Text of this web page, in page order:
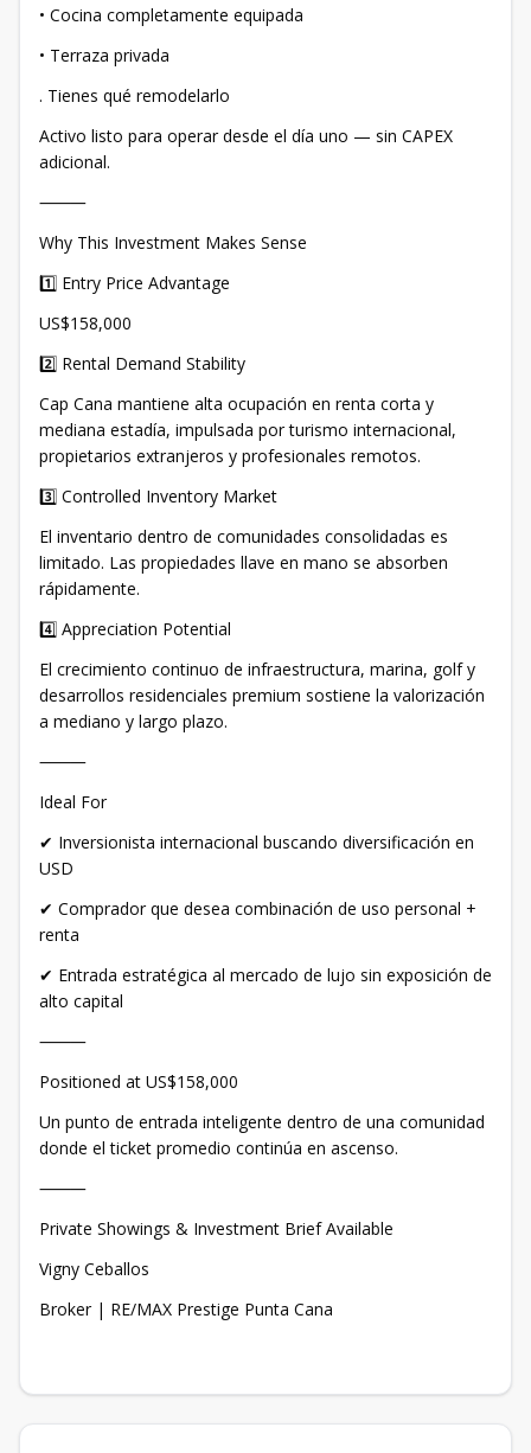
• Cocina completamente equipada
• Terraza privada
. Tienes qué remodelarlo
Activo listo para operar desde el día uno — sin CAPEX
adicional.
⸻
Why This Investment Makes Sense
1️⃣ Entry Price Advantage
US$158,000
2️⃣ Rental Demand Stability
Cap Cana mantiene alta ocupación en renta corta y
mediana estadía, impulsada por turismo internacional,
propietarios extranjeros y profesionales remotos.
3️⃣ Controlled Inventory Market
El inventario dentro de comunidades consolidadas es
limitado. Las propiedades llave en mano se absorben
rápidamente.
4️⃣ Appreciation Potential
El crecimiento continuo de infraestructura, marina, golf y
desarrollos residenciales premium sostiene la valorización
a mediano y largo plazo.
⸻
Ideal For
✔ Inversionista internacional buscando diversificación en
USD
✔ Comprador que desea combinación de uso personal +
renta
✔ Entrada estratégica al mercado de lujo sin exposición de
alto capital
⸻
Positioned at US$158,000
Un punto de entrada inteligente dentro de una comunidad
donde el ticket promedio continúa en ascenso.
⸻
Private Showings & Investment Brief Available
Vigny Ceballos
Broker | RE/MAX Prestige Punta Cana